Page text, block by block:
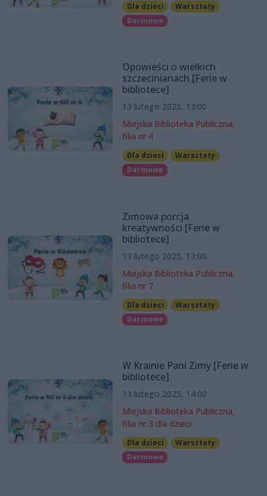
Dla dzieci
Warsztaty
Darmowe
Opowieści o wielkich
szczecinianach [Ferie w
bibliotece]
13 lutego 2025, 13:00
Miejska Biblioteka Publiczna,
filia nr 4
Dla dzieci
Warsztaty
Darmowe
Zimowa porcja
kreatywności [Ferie w
bibliotece]
13 lutego 2025, 13:00
Miejska Biblioteka Publiczna,
filia nr 7
Dla dzieci
Warsztaty
Darmowe
W Krainie Pani Zimy [Ferie w
bibliotece]
13 lutego 2025, 14:00
Miejska Biblioteka Publiczna,
filia nr 3 dla dzieci
Dla dzieci
Warsztaty
Darmowe